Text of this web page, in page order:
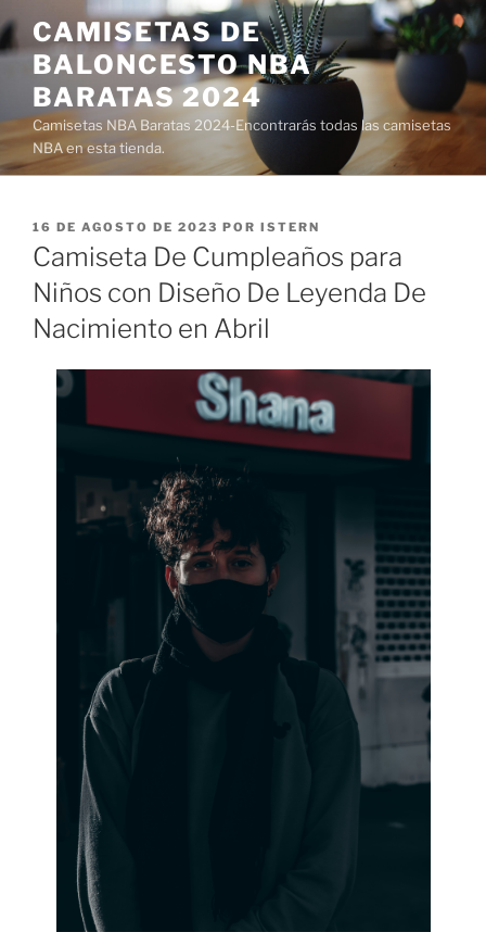
al
contenido
CAMISETAS DE
BALONCESTO NBA
BARATAS 2024
Camisetas NBA Baratas 2024-Encontrarás todas las camisetas
NBA en esta tienda.
PUBLICADO
EL
16 DE AGOSTO DE 2023 POR ISTERN
Camiseta De Cumpleaños para
Niños con Diseño De Leyenda De
Nacimiento en Abril